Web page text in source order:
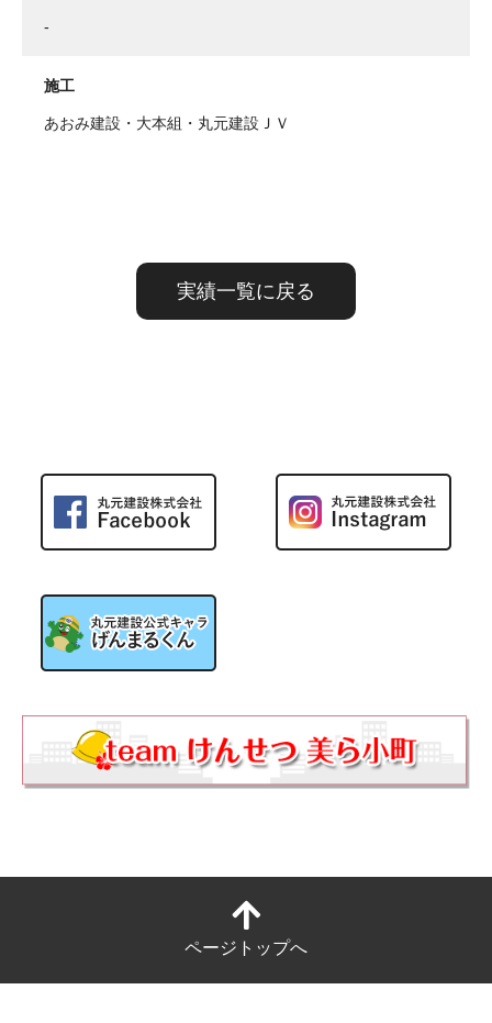
-
施工
あおみ建設・大本組・丸元建設ＪＶ
実績一覧に戻る
ページトップへ